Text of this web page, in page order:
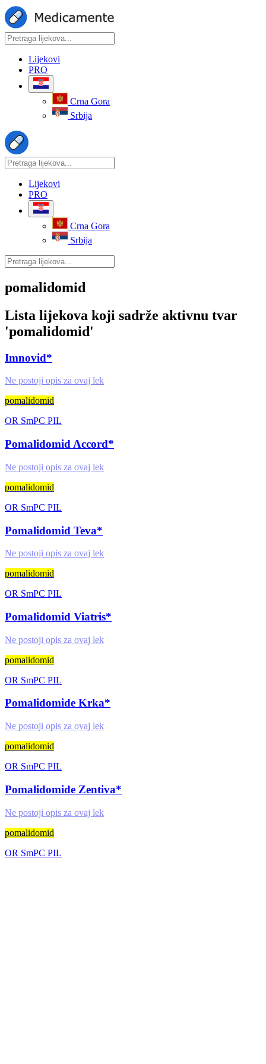
Lijekovi
PRO
Crna Gora
Srbija
Lijekovi
PRO
Crna Gora
Srbija
pomalidomid
Lista lijekova koji sadrže aktivnu tvar
'pomalidomid'
Imnovid*
Ne postoji opis za ovaj lek
pomalidomid
OR SmPC PIL
Pomalidomid Accord*
Ne postoji opis za ovaj lek
pomalidomid
OR SmPC PIL
Pomalidomid Teva*
Ne postoji opis za ovaj lek
pomalidomid
OR SmPC PIL
Pomalidomid Viatris*
Ne postoji opis za ovaj lek
pomalidomid
OR SmPC PIL
Pomalidomide Krka*
Ne postoji opis za ovaj lek
pomalidomid
OR SmPC PIL
Pomalidomide Zentiva*
Ne postoji opis za ovaj lek
pomalidomid
OR SmPC PIL